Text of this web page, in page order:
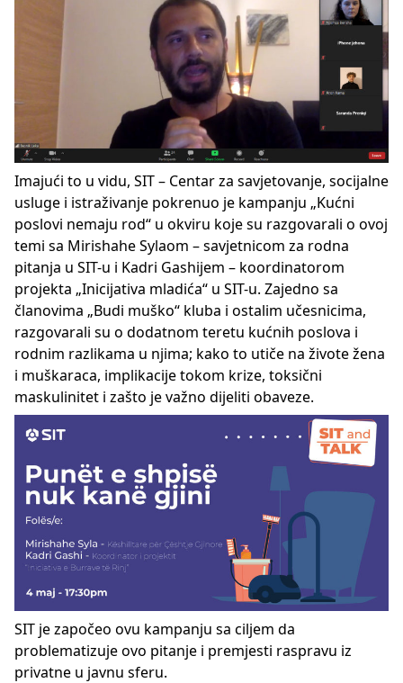
Imajući to u vidu, SIT – Centar za savjetovanje, socijalne
usluge i istraživanje pokrenuo je kampanju „Kućni
poslovi nemaju rod“ u okviru koje su razgovarali o ovoj
temi sa Mirishahe Sylaom – savjetnicom za rodna
pitanja u SIT-u i Kadri Gashijem – koordinatorom
projekta „Inicijativa mladića“ u SIT-u. Zajedno sa
članovima „Budi muško“ kluba i ostalim učesnicima,
razgovarali su o dodatnom teretu kućnih poslova i
rodnim razlikama u njima; kako to utiče na živote žena
i muškaraca, implikacije tokom krize, toksični
maskulinitet i zašto je važno dijeliti obaveze.
SIT je započeo ovu kampanju sa ciljem da
problematizuje ovo pitanje i premjesti raspravu iz
privatne u javnu sferu.